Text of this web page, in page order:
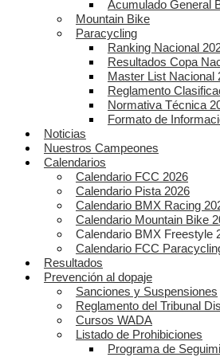
Acumulado General
Mountain Bike
Paracycling
Ranking Nacional
Resultados Copa
Master List Nacional
Reglamento
Normativa Técnica
Formato de
Noticias
Nuestros Campeones
Calendarios
Calendario FCC 2026
Calendario Pista 2026
Calendario BMX Racing
Calendario Mountain Bike
Calendario BMX Freestyle
Calendario FCC
Resultados
Prevención al dopaje
Sanciones y Suspensiones
Reglamento del Tribunal
Cursos WADA
Listado de Prohibiciones
Programa de